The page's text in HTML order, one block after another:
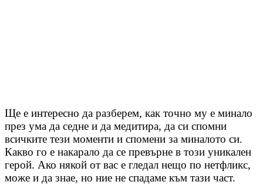
Ще е интересно да разберем, как точно му е минало
през ума да седне и да медитира, да си спомни
всичките тези моменти и спомени за миналото си.
Какво го е накарало да се превърне в този уникален
герой. Ако някой от вас е гледал нещо по нетфликс,
може и да знае, но ние не спадаме към тази част.